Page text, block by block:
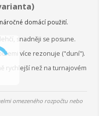
domácí použití.
snadněji se posune.
více rezonuje ("duní").
rychlejší než na turnajovém
omezeného rozpočtu nebo